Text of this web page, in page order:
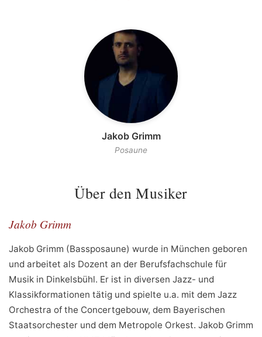
Jakob Grimm
Posaune
Über den Musiker
Jakob Grimm
Jakob Grimm (Bassposaune) wurde in München geboren
und arbeitet als Dozent an der Berufsfachschule für
Musik in Dinkelsbühl. Er ist in diversen Jazz- und
Klassikformationen tätig und spielte u.a. mit dem Jazz
Orchestra of the Concertgebouw, dem Bayerischen
Staatsorchester und dem Metropole Orkest. Jakob Grimm